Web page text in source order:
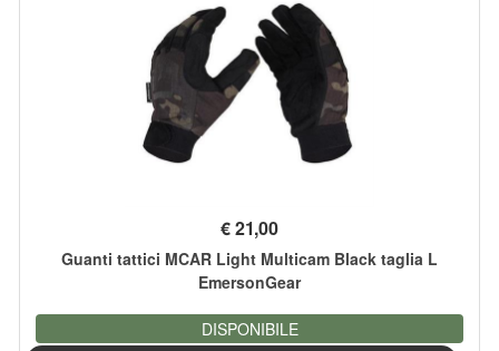
€21,00
Guanti tattici MCAR Light Multicam Black taglia L
EmersonGear
DISPONIBILE